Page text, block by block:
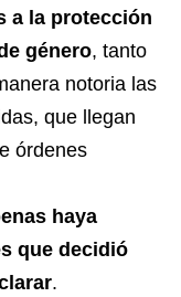
a la protección
género, tanto
notoria las
que llegan
órdenes
haya
que decidió
.